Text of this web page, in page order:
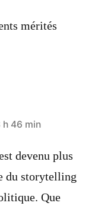
mérités
h 46 min
devenu plus
du storytelling
Que